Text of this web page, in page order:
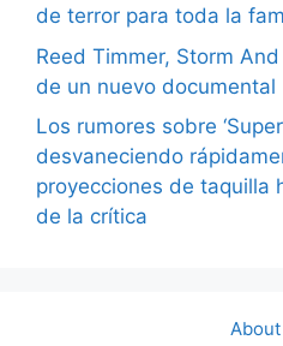
de terror para toda la
Reed Timmer, Storm
de un nuevo documental
Los rumores sobre
desvaneciendo
proyecciones de taquilla
de la crítica